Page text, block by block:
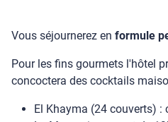
Vous séjournerez en formule
Pour les fins gourmets l'hôtel
concoctera des cocktails
El Khayma (24 couverts)